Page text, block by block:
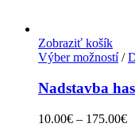
Zobraziť košík
Výber možností/
Nadstavba
10.00€ – 175.00€